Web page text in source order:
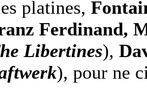
platines,
Ferdinand,
Libertines),
), pour ne